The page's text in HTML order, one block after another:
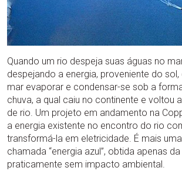
Quando um rio despeja suas águas no
despejando a energia, proveniente do
mar evaporar e condensar-se sob a
chuva, a qual caiu no continente e voltou
de rio. Um projeto em andamento na
a energia existente no encontro do rio
transformá-la em eletricidade. É mais
chamada “energia azul”, obtida apenas
praticamente sem impacto ambiental.